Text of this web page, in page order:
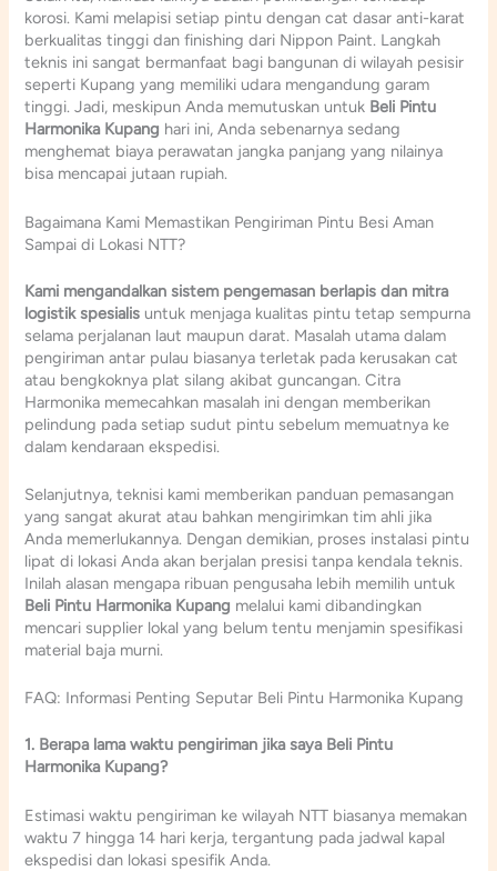
korosi. Kami melapisi setiap pintu dengan cat dasar anti-karat
berkualitas tinggi dan finishing dari Nippon Paint. Langkah
teknis ini sangat bermanfaat bagi bangunan di wilayah pesisir
seperti Kupang yang memiliki udara mengandung garam
tinggi. Jadi, meskipun Anda memutuskan untuk Beli Pintu
Harmonika Kupang hari ini, Anda sebenarnya sedang
menghemat biaya perawatan jangka panjang yang nilainya
bisa mencapai jutaan rupiah.
Bagaimana Kami Memastikan Pengiriman Pintu Besi Aman
Sampai di Lokasi NTT?
Kami mengandalkan sistem pengemasan berlapis dan mitra
logistik spesialis untuk menjaga kualitas pintu tetap sempurna
selama perjalanan laut maupun darat. Masalah utama dalam
pengiriman antar pulau biasanya terletak pada kerusakan cat
atau bengkoknya plat silang akibat guncangan. Citra
Harmonika memecahkan masalah ini dengan memberikan
pelindung pada setiap sudut pintu sebelum memuatnya ke
dalam kendaraan ekspedisi.
Selanjutnya, teknisi kami memberikan panduan pemasangan
yang sangat akurat atau bahkan mengirimkan tim ahli jika
Anda memerlukannya. Dengan demikian, proses instalasi pintu
lipat di lokasi Anda akan berjalan presisi tanpa kendala teknis.
Inilah alasan mengapa ribuan pengusaha lebih memilih untuk
Beli Pintu Harmonika Kupang melalui kami dibandingkan
mencari supplier lokal yang belum tentu menjamin spesifikasi
material baja murni.
FAQ: Informasi Penting Seputar Beli Pintu Harmonika Kupang
1. Berapa lama waktu pengiriman jika saya Beli Pintu
Harmonika Kupang?
Estimasi waktu pengiriman ke wilayah NTT biasanya memakan
waktu 7 hingga 14 hari kerja, tergantung pada jadwal kapal
ekspedisi dan lokasi spesifik Anda.